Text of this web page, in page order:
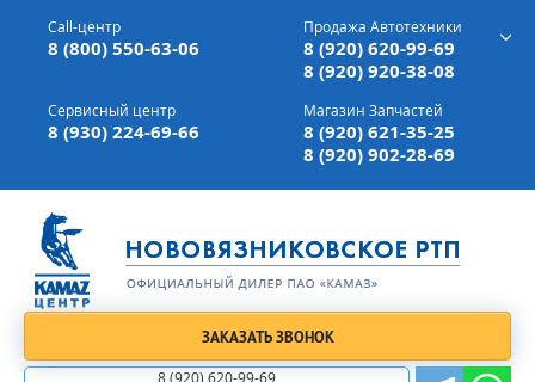
г. Вязники,ул. Механизаторов, д 90
Доставка а/м,по всей России
Call-центр
8 (800) 550-63-06
Продажа Автотехники
8 (920) 620-99-69
8 (920) 920-38-08
Сервисный центр
8 (930) 224-69-66
Магазин Запчастей
8 (920) 621-35-25
8 (920) 902-28-69
ЗАКАЗАТЬ ЗВОНОК
8 (920) 620-99-69